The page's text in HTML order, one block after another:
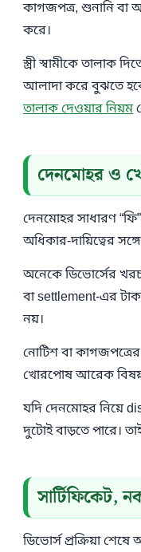
কাগজপত্র, শুনানি বা
করে।
স্ত্রী স্বামীকে তালাক
আলাদা করে বুঝতে
তালাক দেওয়ার নিয়ম
দেনমোহর ও
দেনমোহর সাধারণ “ফি”
অধিকার-দায়িত্বের
অনেকে ডিভোর্সের
বা settlement-এর
নয়।
নোটিশ বা
খোরপোষ আরেক
যদি দেনমোহর নিয়ে
দুটোই বাড়তে পারে।
সার্টিফিকেট,
ডিভোর্স প্রক্রিয়া